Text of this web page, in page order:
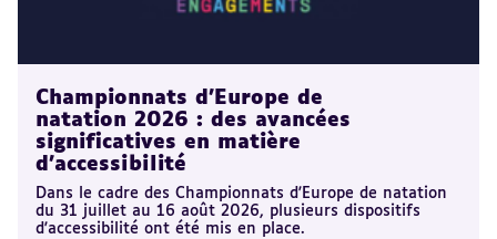
Championnats d'Europe de
natation 2026 : des avancées
significatives en matière
d'accessibilité
Dans le cadre des Championnats d'Europe de natation
du 31 juillet au 16 août 2026, plusieurs dispositifs
d'accessibilité ont été mis en place.